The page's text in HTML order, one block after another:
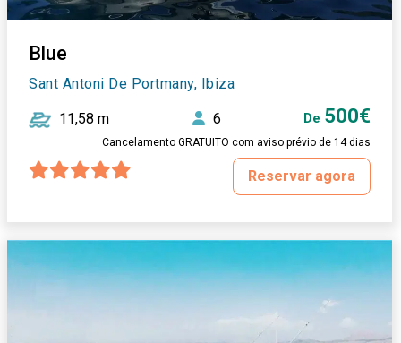
Blue
Sant Antoni De Portmany, Ibiza
11,58 m 6 De 500€
Cancelamento GRATUITO com aviso prévio de 14 dias
Reservar agora